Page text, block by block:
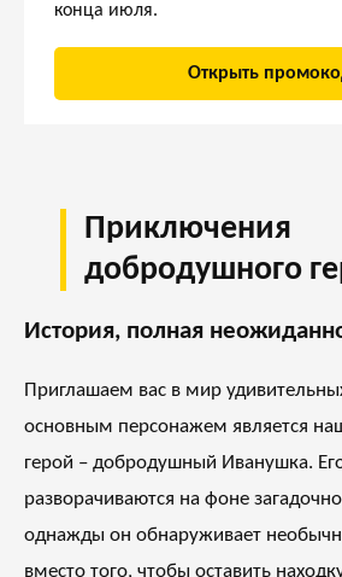
конца июля.
Открыть
Приключения
добродушного
История, полная
Приглашаем вас в мир
основным персонажем является
герой – добродушный Иванушка.
разворачиваются на фоне
однажды он обнаруживает
вместо того, чтобы оставить